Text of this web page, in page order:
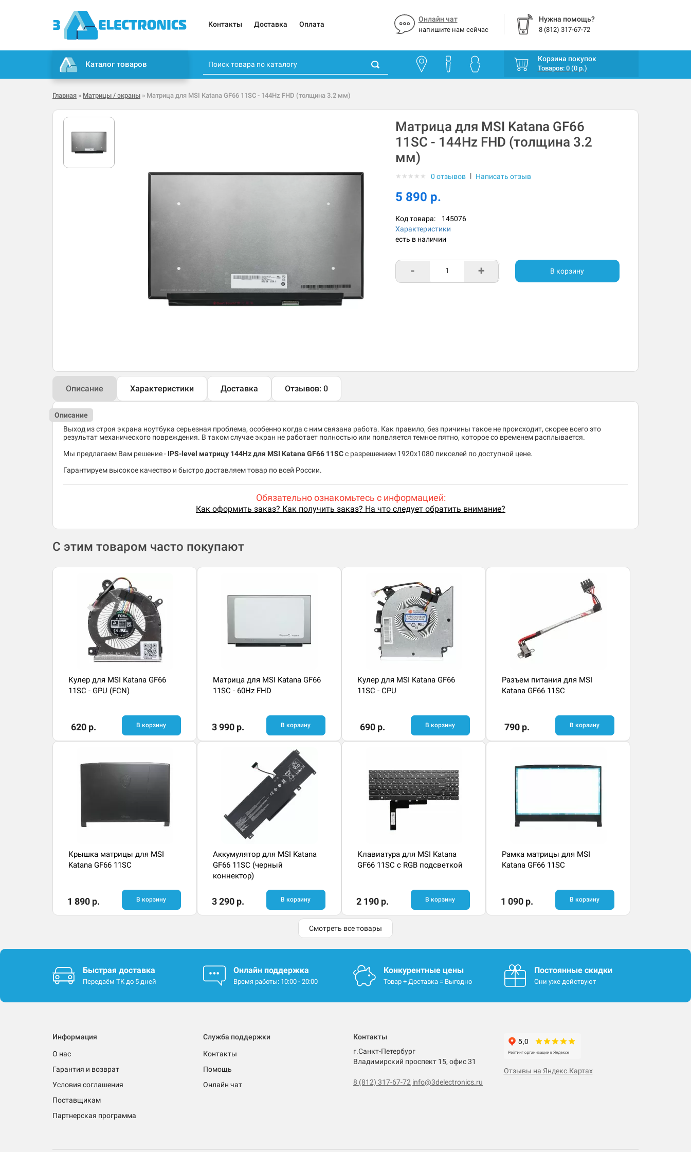
Контакты Доставка Оплата
Онлайн чат
напишите нам сейчас
Нужна помощь?
8 (812) 317-67-72
Каталог товаров
Корзина покупок
Товаров: 0 (0 р.)
Главная » Матрицы / экраны » Матрица для MSI Katana GF66 11SC - 144Hz FHD (толщина 3.2 мм)
Матрица для MSI Katana GF66
11SC - 144Hz FHD (толщина 3.2
мм)
★ ★ ★ ★ ★ 0 отзывов | Написать отзыв
5 890 р.
Код товара: 145076
Характеристики
есть в наличии
- + В корзину
Описание Характеристики Доставка Отзывов: 0
Описание
Выход из строя экрана ноутбука серьезная проблема, особенно когда с ним связана работа. Как правило, без причины такое не происходит, скорее всего это
результат механического повреждения. В таком случае экран не работает полностью или появляется темное пятно, которое со временем расплывается.
Мы предлагаем Вам решение - IPS-level матрицу 144Hz для MSI Katana GF66 11SCc разрешением 1920x1080 пикселей по доступной цене.
Гарантируем высокое качество и быстро доставляем товар по всей России.
Обязательно ознакомьтесь с информацией:
Как оформить заказ? Как получить заказ? На что следует обратить внимание?
С этим товаром часто покупают
Кулер для MSI Katana GF66
11SC - GPU (FCN)
620 р. В корзину
Матрица для MSI Katana GF66
11SC - 60Hz FHD
3 990 р. В корзину
Кулер для MSI Katana GF66
11SC - CPU
690 р. В корзину
Разъем питания для MSI
Katana GF66 11SC
790 р. В корзину
Крышка матрицы для MSI
Katana GF66 11SC
1 890 р. В корзину
Аккумулятор для MSI Katana
GF66 11SC (черный
коннектор)
3 290 р. В корзину
Клавиатура для MSI Katana
GF66 11SC с RGB подсветкой
2 190 р. В корзину
Рамка матрицы для MSI
Katana GF66 11SC
1 090 р. В корзину
Смотреть все товары
Быстрая доставка
Передаём ТК до 5 дней
Онлайн поддержка
Время работы: 10:00 - 20:00
Конкурентные цены
Товар + Доставка = Выгодно
Постоянные скидки
Они уже действуют
Информация
О нас
Гарантия и возврат
Условия соглашения
Поставщикам
Партнерская программа
Служба поддержки
Контакты
Помощь
Онлайн чат
Контакты
г.Санкт-Петербург
Владимирский проспект 15, офис 31
8 (812) 317-67-72 info@3delectronics.ru
Отзывы на Яндекс.Картах